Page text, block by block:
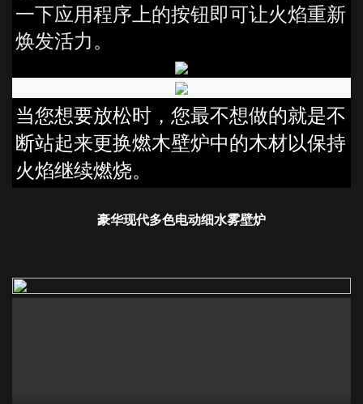
一下应用程序上的按钮即可让火焰重新
焕发活力。
当您想要放松时，您最不想做的就是不
断站起来更换燃木壁炉中的木材以保持
火焰继续燃烧。
豪华现代多色电动细水雾壁炉